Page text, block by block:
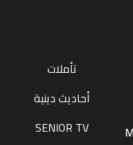
تأملات
أحاديث دينية
SENIOR TV